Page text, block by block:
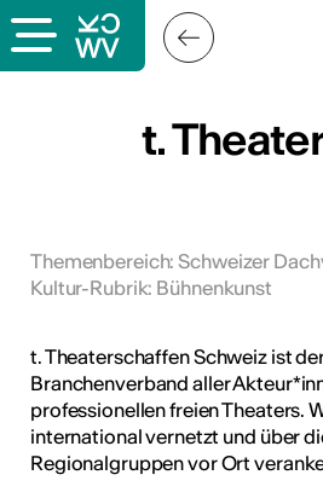
t.
Themenbereich: Schweizer
Kultur-Rubrik: Bühnenkunst
t. Theaterschaffen Schweiz ist
Branchenverband aller
professionellen freien Theaters.
international vernetzt und über
Regionalgruppen vor Ort